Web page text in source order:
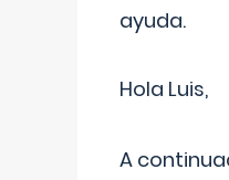
ayuda.
Hola Luis,
A